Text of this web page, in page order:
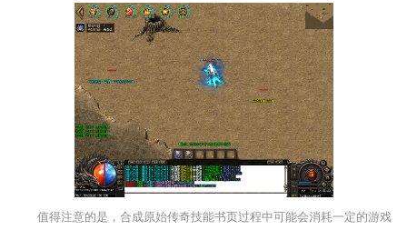
值得注意的是，合成原始传奇技能书页过程中可能会消耗一定的游戏